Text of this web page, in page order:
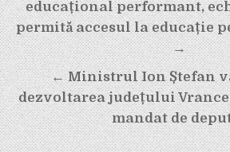
în
articole
educațional performant,
permită accesul la educație
→
← Ministrul Ion Ștefan
dezvoltarea județului
mandat de